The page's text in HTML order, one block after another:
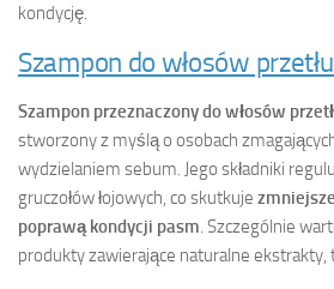
kondycję.
Szampon do włosów
Szampon przeznaczony do włosów
stworzony z myślą o osobach
wydzielaniem sebum. Jego składniki
gruczołów łojowych, co skutkuje
poprawą kondycji pasm. Szczególnie
produkty zawierające naturalne ekstrakty,